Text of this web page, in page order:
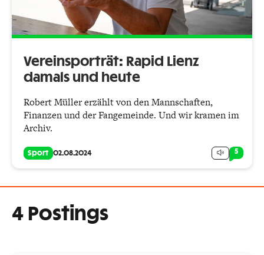
Vereinsporträt: Rapid Lienz
damals und heute
Robert Müller erzählt von den Mannschaften,
Finanzen und der Fangemeinde. Und wir kramen im
Archiv.
Sport 02.08.2024 5
4 Postings